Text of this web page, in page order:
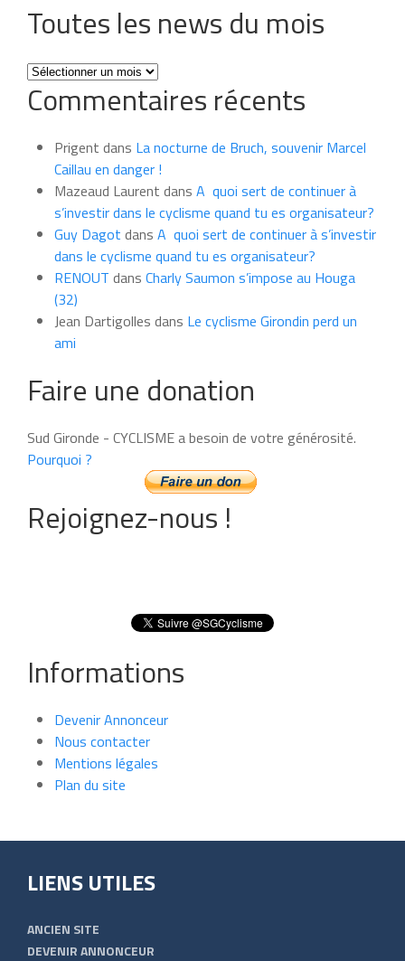
Toutes les news du mois
Toutes
les
news
mois
Commentaires récents
Prigent dans La nocturne de Bruch, souvenir Marcel
Caillau en danger !
Mazeaud Laurent dans A quoi sert de continuer à
s’investir dans le cyclisme quand tu es organisateur?
Guy Dagot dans A quoi sert de continuer à s’investir
dans le cyclisme quand tu es organisateur?
RENOUT dans Charly Saumon s’impose au Houga
(32)
Jean Dartigolles dans Le cyclisme Girondin perd un
ami
Faire une donation
Sud Gironde - CYCLISME a besoin de votre générosité.
Pourquoi ?
Rejoignez-nous !
Informations
Devenir Annonceur
Nous contacter
Mentions légales
Plan du site
LIENS UTILES
ANCIEN SITE
DEVENIR ANNONCEUR